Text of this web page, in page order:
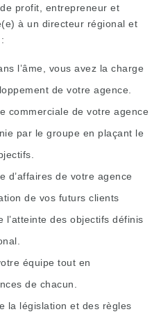
profit, entrepreneur et
à un directeur régional et
l’âme, vous avez la charge
de votre agence.
commerciale de votre agence
par le groupe en plaçant le
d’affaires de votre agence
de vos futurs clients
l’atteinte des objectifs définis
équipe tout en
de chacun.
la législation et des règles